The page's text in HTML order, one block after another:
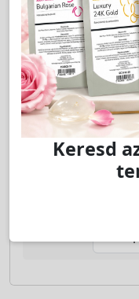
LAKOSSÁGI ÁR (BRUTTÓ)
5 499 Ft
Jutalom:110 pont
Keresd